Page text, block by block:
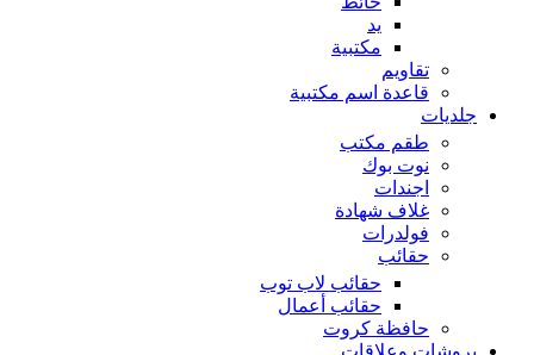
يد
مكتبية
تقاويم
قاعدة اسم مكتبية
جلديات
طقم مكتب
نوت بوك
اجندات
غلاف شهادة
فولدرات
حقائب
حقائب لاب توب
حقائب أعمال
حافظة كروت
بروشات وعلاقات